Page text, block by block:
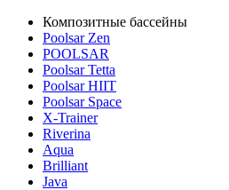
Композитные бассейны
Poolsar Zen
POOLSAR
Poolsar Tetta
Poolsar HIIT
Poolsar Space
X-Trainer
Riverina
Aqua
Brilliant
Java